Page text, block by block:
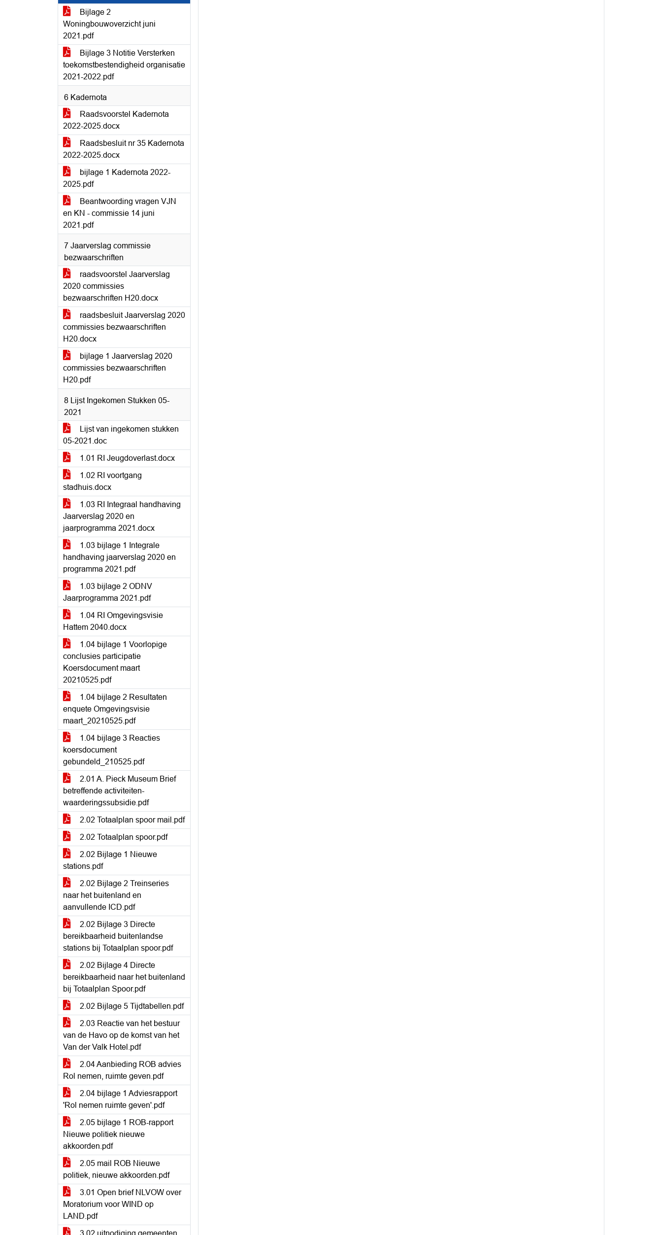
Bijlage 2
Woningbouwoverzicht juni
2021.pdf
Bijlage 3 Notitie Versterken
toekomstbestendigheid organisatie
2021-2022.pdf
6 Kadernota
Raadsvoorstel Kadernota
2022-2025.docx
Raadsbesluit nr 35 Kadernota
2022-2025.docx
bijlage 1 Kadernota 2022-
2025.pdf
Beantwoording vragen VJN
en KN - commissie 14 juni
2021.pdf
7 Jaarverslag commissie
bezwaarschriften
raadsvoorstel Jaarverslag
2020 commissies
bezwaarschriften H20.docx
raadsbesluit Jaarverslag 2020
commissies bezwaarschriften
H20.docx
bijlage 1 Jaarverslag 2020
commissies bezwaarschriften
H20.pdf
8 Lijst Ingekomen Stukken 05-
2021
Lijst van ingekomen stukken
05-2021.doc
1.01 RI Jeugdoverlast.docx
1.02 RI voortgang
stadhuis.docx
1.03 RI Integraal handhaving
Jaarverslag 2020 en
jaarprogramma 2021.docx
1.03 bijlage 1 Integrale
handhaving jaarverslag 2020 en
programma 2021.pdf
1.03 bijlage 2 ODNV
Jaarprogramma 2021.pdf
1.04 RI Omgevingsvisie
Hattem 2040.docx
1.04 bijlage 1 Voorlopige
conclusies participatie
Koersdocument maart
20210525.pdf
1.04 bijlage 2 Resultaten
enquete Omgevingsvisie
maart_20210525.pdf
1.04 bijlage 3 Reacties
koersdocument
gebundeld_210525.pdf
2.01 A. Pieck Museum Brief
betreffende activiteiten-
waarderingssubsidie.pdf
2.02 Totaalplan spoor mail.pdf
2.02 Totaalplan spoor.pdf
2.02 Bijlage 1 Nieuwe
stations.pdf
2.02 Bijlage 2 Treinseries
naar het buitenland en
aanvullende ICD.pdf
2.02 Bijlage 3 Directe
bereikbaarheid buitenlandse
stations bij Totaalplan spoor.pdf
2.02 Bijlage 4 Directe
bereikbaarheid naar het buitenland
bij Totaalplan Spoor.pdf
2.02 Bijlage 5 Tijdtabellen.pdf
2.03 Reactie van het bestuur
van de Havo op de komst van het
Van der Valk Hotel.pdf
2.04 Aanbieding ROB advies
Rol nemen, ruimte geven.pdf
2.04 bijlage 1 Adviesrapport
'Rol nemen ruimte geven'.pdf
2.05 bijlage 1 ROB-rapport
Nieuwe politiek nieuwe
akkoorden.pdf
2.05 mail ROB Nieuwe
politiek, nieuwe akkoorden.pdf
3.01 Open brief NLVOW over
Moratorium voor WIND op
LAND.pdf
3.02 uitnodiging gemeenten